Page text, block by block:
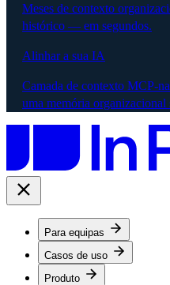
Meses de contexto
histórico — em segundos.
Alinhar a sua IA
Camada de contexto MCP-
uma memória organizacional
Para equipas
Casos de uso
Produto